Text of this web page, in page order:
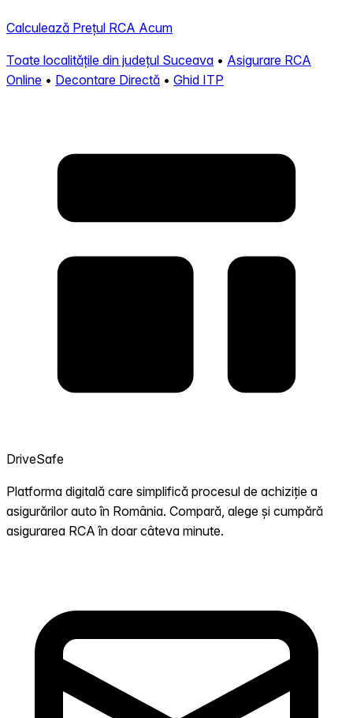
Calculează Prețul RCA Acum
Toate localitățile din județul Suceava • Asigurare RCA
Online • Decontare Directă • Ghid ITP
DriveSafe
Platforma digitală care simplifică procesul de achiziție a
asigurărilor auto în România. Compară, alege și cumpără
asigurarea RCA în doar câteva minute.